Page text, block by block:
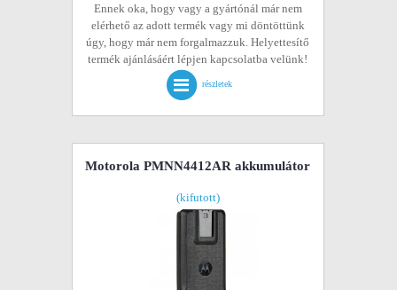
Ennek oka, hogy vagy a gyártónál már nem
elérhető az adott termék vagy mi döntöttünk
úgy, hogy már nem forgalmazzuk. Helyettesítő
termék ajánlásáért lépjen kapcsolatba velünk!
részletek
Motorola PMNN4412AR akkumulátor
(kifutott)